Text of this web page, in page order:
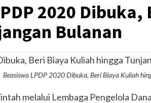
2020
Bulanan
Beasiswa LPDP 2020 Dibuka, Beri Biaya Kuliah
melalui Lembaga Pengelola